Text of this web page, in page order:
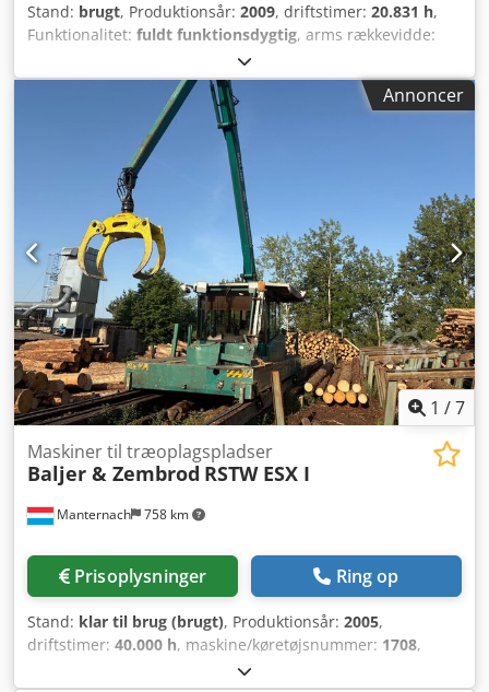
Stand: brugt, Produktionsår: 2009, driftstimer: 20.831 h,
Funktionalitet: fuldt funktionsdygtig, arms rækkevidde:
2.000 kg
mm, Udstyr:kabine, kran, Baljer&Zembrod RUW med OBX
IV kran Maskinnummer: 1795 Sporvidde: 3,0 m Krantype:
OBX IV Rækkevidde: 15,2 m Løftekapacitet uden grab: 2.000
kg / 15,0 m Grab inkluderet Kranplacering: midt
Kabineside: Højre Djdpey Ryglofx Amyeck Komplette
tekniske data findes i dokumentet 'Tekniske data' !! Salg på
vegne af kunde !!
Annoncer
1 /7
Manternach 758 km
Maskiner til træoplagspladser
Baljer & Zembrod RSTW ESX I
Prisoplysninger Ring op
Stand: klar til brug (brugt), Produktionsår: 2005,
driftstimer: 40.000 h, maskine/køretøjsnummer: 1708,
15.550 mm, løftekapacitet: